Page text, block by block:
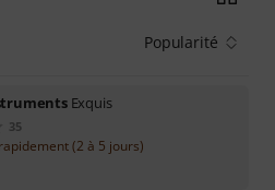
Popularité
Exquis
35
(2 à 5 jours)